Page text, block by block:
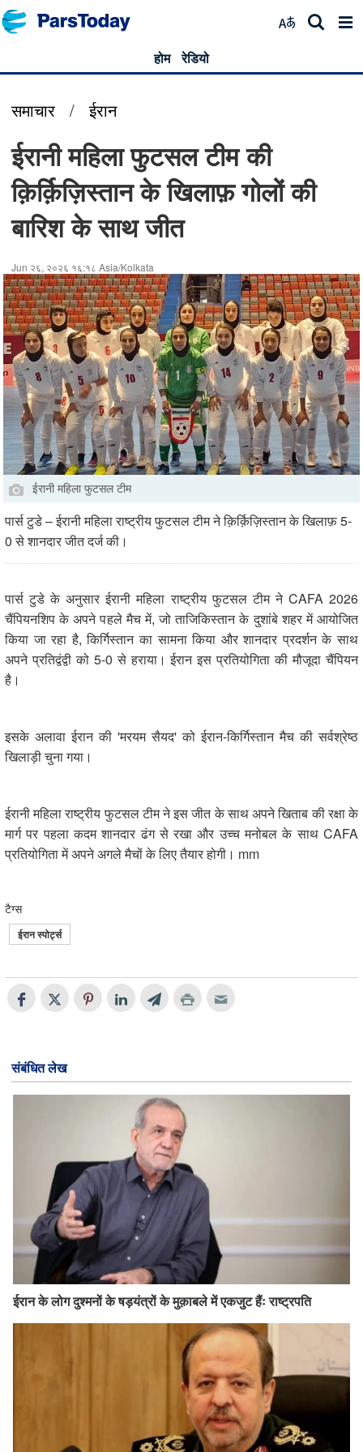
होम रेडियो
समाचार / ईरान
ईरानी महिला फुटसल टीम की
क़िर्क़िज़िस्तान के खिलाफ़ गोलों की
बारिश के साथ जीत
Jun २६, २०२६ १६:१८ Asia/Kolkata
ईरानी महिला फुटसल टीम
पार्स टुडे – ईरानी महिला राष्ट्रीय फुटसल टीम ने क़िर्क़िज़िस्तान के खिलाफ़ 5-
0 से शानदार जीत दर्ज की।
पार्स टुडे के अनुसार ईरानी महिला राष्ट्रीय फुटसल टीम ने CAFA 2026
चैंपियनशिप के अपने पहले मैच में, जो ताजिकिस्तान के दुशांबे शहर में आयोजित
किया जा रहा है, किर्गिस्तान का सामना किया और शानदार प्रदर्शन के साथ
अपने प्रतिद्वंद्वी को 5-0 से हराया। ईरान इस प्रतियोगिता की मौजूदा चैंपियन
है।
इसके अलावा ईरान की 'मरयम सैयद' को ईरान-किर्गिस्तान मैच की सर्वश्रेष्ठ
खिलाड़ी चुना गया।
ईरानी महिला राष्ट्रीय फुटसल टीम ने इस जीत के साथ अपने खिताब की रक्षा के
मार्ग पर पहला कदम शानदार ढंग से रखा और उच्च मनोबल के साथ CAFA
प्रतियोगिता में अपने अगले मैचों के लिए तैयार होगी। mm
टैग्स
ईरान स्पोर्ट्स
संबंधित लेख
ईरान के लोग दुश्मनों के षड़यंत्रों के मुक़ाबले में एकजुट हैंः राष्ट्रपति